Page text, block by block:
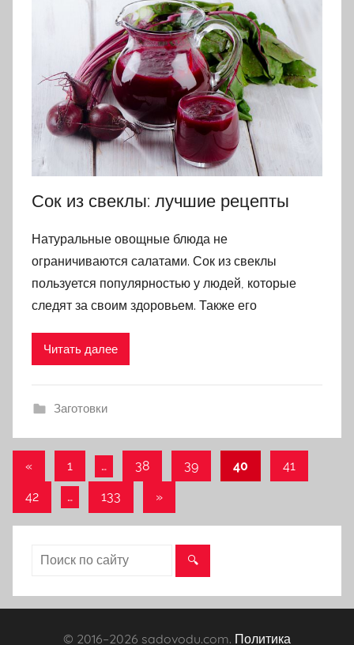
Сок из свеклы: лучшие рецепты
Натуральные овощные блюда не
ограничиваются салатами. Сок из свеклы
пользуется популярностью у людей, которые
следят за своим здоровьем. Также его
Читать далее
Заготовки
Навигация
по
« Предыдущие
записи
1 … 38 39 40 41
42 … 133
Следующие
»
© 2016–2026 sadovodu.com. Политика